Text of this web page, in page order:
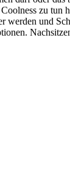
zu tun
werden und